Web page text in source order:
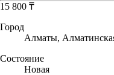
15 800 ₸
Город
Алматы,
Состояние
Новая